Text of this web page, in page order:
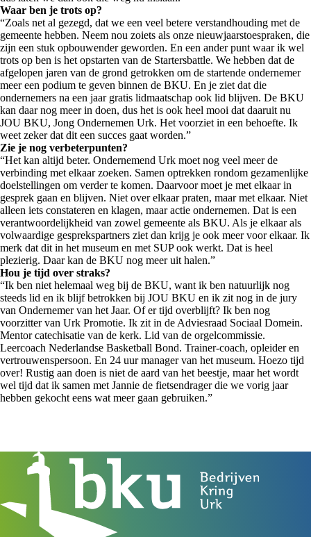
Waar ben je trots op?
“Zoals net al gezegd, dat we een veel betere verstandhouding met de
gemeente hebben. Neem nou zoiets als onze nieuwjaarstoespraken, die
zijn een stuk opbouwender geworden. En een ander punt waar ik wel
trots op ben is het opstarten van de Startersbattle. We hebben dat de
afgelopen jaren van de grond getrokken om de startende ondernemer
meer een podium te geven binnen de BKU. En je ziet dat die
ondernemers na een jaar gratis lidmaatschap ook lid blijven. De BKU
kan daar nog meer in doen, dus het is ook heel mooi dat daaruit nu
JOU BKU, Jong Ondernemen Urk. Het voorziet in een behoefte. Ik
weet zeker dat dit een succes gaat worden.”
Zie je nog verbeterpunten?
“Het kan altijd beter. Ondernemend Urk moet nog veel meer de
verbinding met elkaar zoeken. Samen optrekken rondom gezamenlijke
doelstellingen om verder te komen. Daarvoor moet je met elkaar in
gesprek gaan en blijven. Niet over elkaar praten, maar met elkaar. Niet
alleen iets constateren en klagen, maar actie ondernemen. Dat is een
verantwoordelijkheid van zowel gemeente als BKU. Als je elkaar als
volwaardige gesprekspartners ziet dan krijg je ook meer voor elkaar. Ik
merk dat dit in het museum en met SUP ook werkt. Dat is heel
plezierig. Daar kan de BKU nog meer uit halen.”
Hou je tijd over straks?
“Ik ben niet helemaal weg bij de BKU, want ik ben natuurlijk nog
steeds lid en ik blijf betrokken bij JOU BKU en ik zit nog in de jury
van Ondernemer van het Jaar. Of er tijd overblijft? Ik ben nog
voorzitter van Urk Promotie. Ik zit in de Adviesraad Sociaal Domein.
Mentor catechisatie van de kerk. Lid van de orgelcommissie.
Leercoach Nederlandse Basketball Bond. Trainer-coach, opleider en
vertrouwenspersoon. En 24 uur manager van het museum. Hoezo tijd
over! Rustig aan doen is niet de aard van het beestje, maar het wordt
wel tijd dat ik samen met Jannie de fietsendrager die we vorig jaar
hebben gekocht eens wat meer gaan gebruiken.”